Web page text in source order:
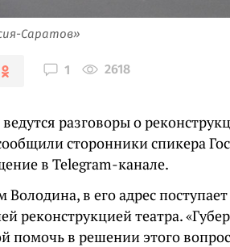
Саратов»
1 2618
разговоры о
сторонники спикера
в Telegram-канале.
Володина, в его адрес
реконструкцией театра.
помочь в решении этого